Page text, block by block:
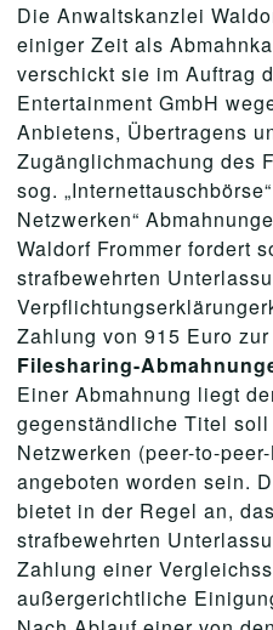
Die Anwaltskanzlei
einiger Zeit als
verschickt sie im Auftrag
Entertainment GmbH
Anbietens, Übertragens
Zugänglichmachung des
sog.
Netzwerken“
Waldorf Frommer fordert
strafbewehrten
Zahlung von 915 Euro
Filesharing-
Einer Abmahnung liegt
gegenständliche Titel
Netzwerken (peer-to-
angeboten worden sein.
bietet in der Regel an,
strafbewehrten
Zahlung einer
außergerichtliche